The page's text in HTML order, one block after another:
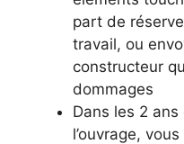
part de
travail, ou
constructeur
dommages
Dans les 2
l’ouvrage,